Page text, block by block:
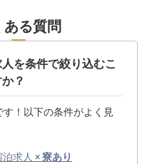
ある質問
を条件で絞り込むこ
？
す！以下の条件がよく見
泊求人 ×寮あり